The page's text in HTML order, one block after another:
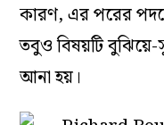
কারণ, এর পরের
তবুও বিষয়টি
আনা হয়।